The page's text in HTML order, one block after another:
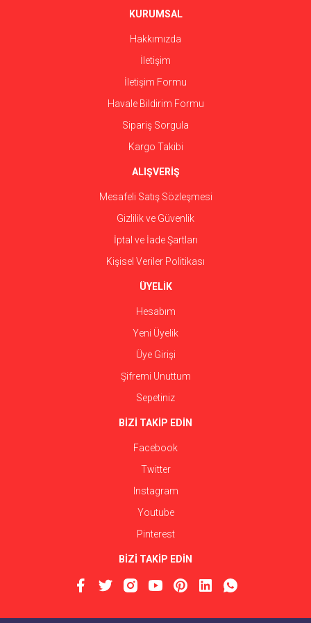
Ürün fiyatı diğer sitelerden daha pahalı.
Gönder
KURUMSAL
Hakkımızda
İletişim
İletişim Formu
Havale Bildirim Formu
Sipariş Sorgula
Kargo Takibi
ALIŞVERİŞ
Mesafeli Satış Sözleşmesi
Gizlilik ve Güvenlik
İptal ve İade Şartları
Kişisel Veriler Politikası
ÜYELİK
Hesabım
Yeni Üyelik
Üye Girişi
Şifremi Unuttum
Sepetiniz
BİZİ TAKİP EDİN
Facebook
Twitter
Instagram
Youtube
Pinterest
BİZİ TAKİP EDİN